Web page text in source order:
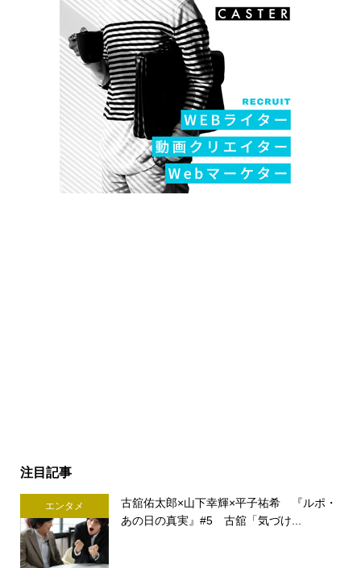
注目記事
エンタメ
古舘佑太郎×山下幸輝×平子祐希 『ルポ・
あの日の真実』#5 古舘「気づけ...